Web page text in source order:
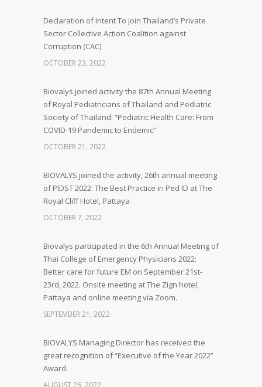
Declaration of Intent To join Thailand’s Private
Sector Collective Action Coalition against
Corruption (CAC)
OCTOBER 23, 2022
Biovalys joined activity the 87th Annual Meeting
of Royal Pediatricians of Thailand and Pediatric
Society of Thailand: “Pediatric Health Care: From
COVID-19 Pandemic to Endemic”
OCTOBER 21, 2022
BIOVALYS joined the activity, 26th annual meeting
of PIDST 2022: The Best Practice in Ped ID at The
Royal Cliff Hotel, Pattaya
OCTOBER 7, 2022
Biovalys participated in the 6th Annual Meeting of
Thai College of Emergency Physicians 2022:
Better care for future EM on September 21st-
23rd, 2022. Onsite meeting at The Zign hotel,
Pattaya and online meeting via Zoom.
SEPTEMBER 21, 2022
BIOVALYS Managing Director has received the
great recognition of “Executive of the Year 2022”
Award.